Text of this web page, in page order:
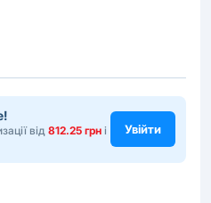
від 812.25 грн і
Увійти